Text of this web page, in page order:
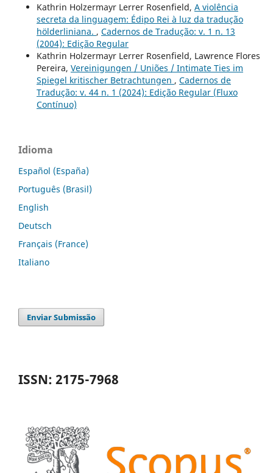
Kathrin Holzermayr Lerrer Rosenfield, A violência
secreta da linguagem: Édipo Rei à luz da tradução
hölderliniana. , Cadernos de Tradução: v. 1 n. 13
(2004): Edição Regular
Kathrin Holzermayr Lerrer Rosenfield, Lawrence Flores
Pereira, Vereinigungen / Uniões / Intimate Ties im
Spiegel kritischer Betrachtungen , Cadernos de
Tradução: v. 44 n. 1 (2024): Edição Regular (Fluxo
Contínuo)
Idioma
Español (España)
Português (Brasil)
English
Deutsch
Français (France)
Italiano
Enviar Submissão
ISSN: 2175-7968